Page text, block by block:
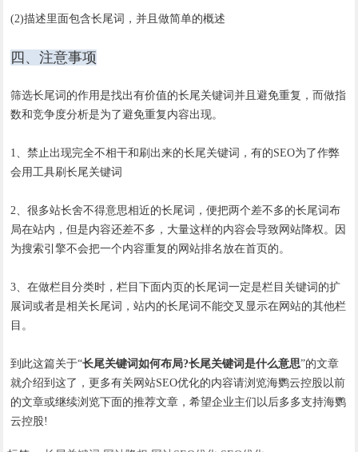
(2)描述里面包含长尾词，并且做简单的概述
四、注意事项
筛选长尾词的作用是找出有价值的长尾关键词并且避免重复，而做指
数和竞争度分析是为了避免重复内容出现。
1、禁止出现完全不相干和刷出来的长尾关键词，有的SEO为了作弊
会用工具刷长尾关键词
2、很多站长舍不得意思相近的长尾词，便把两个差不多的长尾词布
局在站内，但是内容还差不多，大量这样的内容会导致网站降权。因
为搜索引擎不会把一个内容重复的网站排名放在首页的。
3、在做栏目分类时，栏目下面内页的长尾词一定是栏目关键词的扩
展词或者是相关长尾词，站内的长尾词不能交叉显示在网站的其他栏
目。
到此这篇关于“长尾关键词如何布局?长尾关键词是什么意思”的文章
就介绍到这了，更多有关网站SEO优化的内容请浏览海鹦云控股以前
的文章或继续浏览下面的推荐文章，希望企业主们以后多多支持海鹦
云控股!